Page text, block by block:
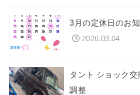
3月の定休日のお
2026.03.04
タント ショック交
調整